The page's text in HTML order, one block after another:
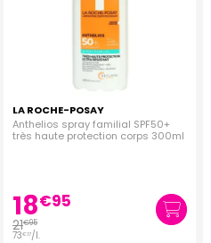
LA ROCHE-POSAY
Anthelios spray familial SPF50+
très haute protection corps 300ml
18€95
21€95
73€ 17/l.